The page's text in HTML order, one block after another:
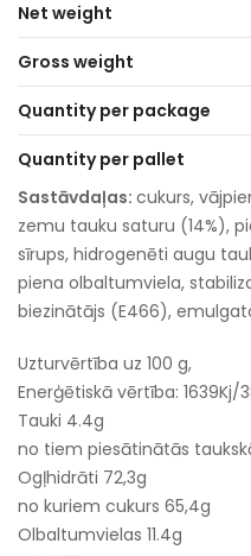
Net weight
Gross weight
Quantity per package
Quantity per pallet
Sastāvdaļas: cukurs,
zemu tauku saturu (14%),
sīrups, hidrogenēti augu
piena olbaltumviela,
biezinātājs (E466),
Uzturvērtība uz 100 g,
Enerģētiskā vērtība: 1639Kj/
Tauki 4.4g
no tiem piesātinātās
Ogļhidrāti 72,3g
no kuriem cukurs 65,4g
Olbaltumvielas 11.4g